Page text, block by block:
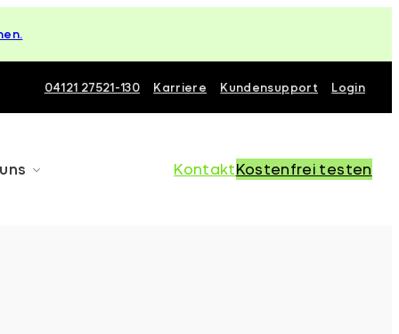
04121 27521-130 Karriere Kundensupport Login
KontaktKostenfrei testen